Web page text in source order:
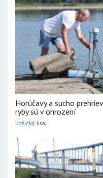
Horúčavy a sucho
ryby sú v ohrození
Košický kraj